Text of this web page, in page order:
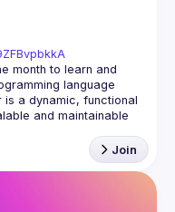
month to learn and
language
is a dynamic, functional
and maintainable
Join